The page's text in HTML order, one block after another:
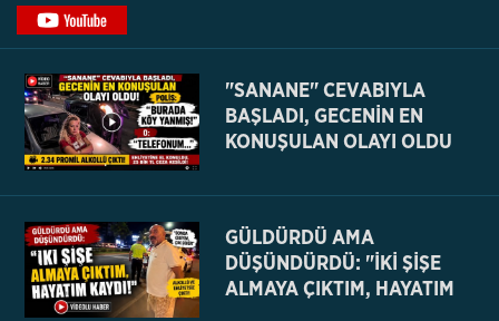
"SANANE" CEVABIYLA
BAŞLADI, GECENİN EN
KONUŞULAN OLAYI OLDU
GÜLDÜRDÜ AMA
DÜŞÜNDÜRDÜ: "İKİ ŞİŞE
ALMAYA ÇIKTIM, HAYATIM